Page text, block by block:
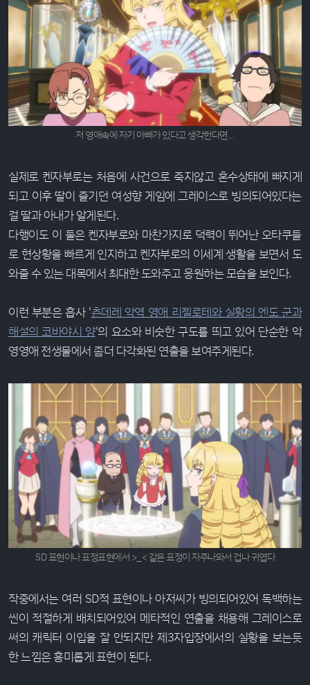
저 영애속에 자기 아빠가 있다고 생각한다면...
실제로 켄자부로는 처음에 사건으로 죽지않고 혼수상태에 빠지게
되고 이후 딸이 즐기던 여성향 게임에 그레이스로 빙의되어있다는
걸 딸과 아내가 알게된다.
다행이도 이 둘은 켄자부로와 마찬가지로 덕력이 뛰어난 오타쿠들
로 현상황을 빠르게 인지하고 켄자부로의 이세계 생활을 보면서 도
와줄 수 있는 대목에서 최대한 도와주고 응원하는 모습을 보인다.
이런 부분은 흡사 '츤데레 악역 영애 리젤로테와 실황의 엔도 군과
해설의 코바야시 양'의 요소와 비슷한 구도를 띄고 있어 단순한 악
영영애 전생물에서 좀더 다각화된 연출을 보여주게된다.
SD 표현이나 표정표현에서 >_< 같은 표정이 자주나와서 겁나 귀엽다
작중에서는 여러 SD적 표현이나 아저씨가 빙의되어있어 독백하는
씬이 적절하게 배치되어있어 메타적인 연출을 채용해 그레이스로
써의 캐릭터 이입을 잘 안되지만 제3자입장에서의 실황을 보는듯
한 느낌은 흥미롭게 표현이 된다.